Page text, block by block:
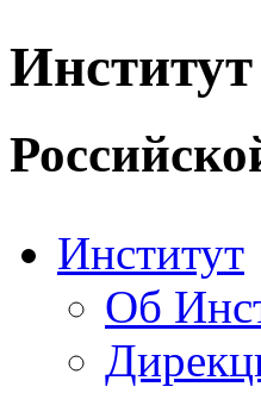
Институт
Об